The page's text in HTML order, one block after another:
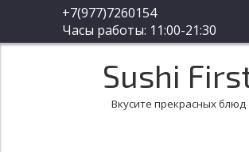
+7(977)7260154
Часы работы: 11:00-21:30
Sushi
Вкусите прекрасных блюд